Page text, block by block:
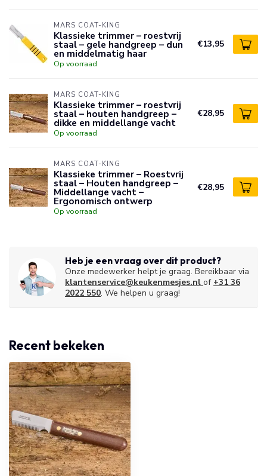
MARS COAT-KING
Klassieke trimmer – roestvrij
staal – gele handgreep – dun
en middelmatig haar
Op voorraad
€13,95
MARS COAT-KING
Klassieke trimmer – roestvrij
staal – houten handgreep –
dikke en middellange vacht
Op voorraad
€28,95
MARS COAT-KING
Klassieke trimmer – Roestvrij
staal – Houten handgreep –
Middellange vacht –
Ergonomisch ontwerp
Op voorraad
€28,95
Heb je een vraag over dit product?
Onze medewerker helpt je graag. Bereikbaar via
klantenservice@keukenmesjes.nl of +31 36
2022 550. We helpen u graag!
Recent bekeken